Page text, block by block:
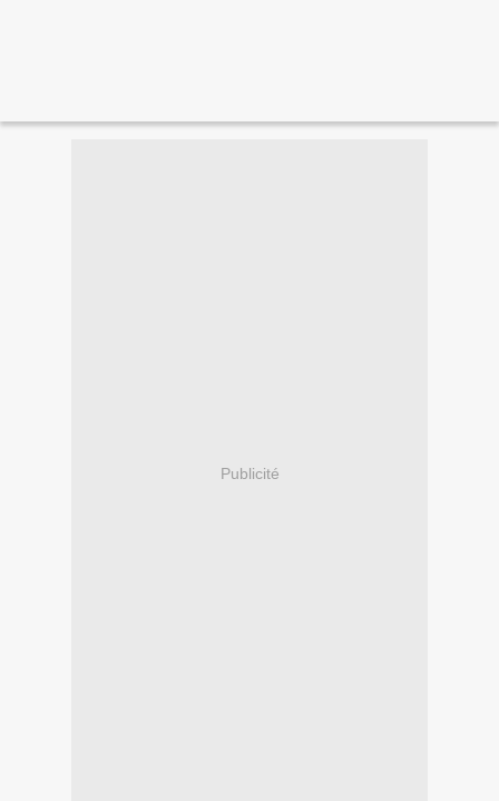
Publicité